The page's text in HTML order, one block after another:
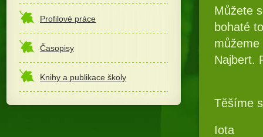
Profilové práce
Časopisy
Knihy a publikace školy
Můžete
bohaté
Najbert.
Těšíme
Iota